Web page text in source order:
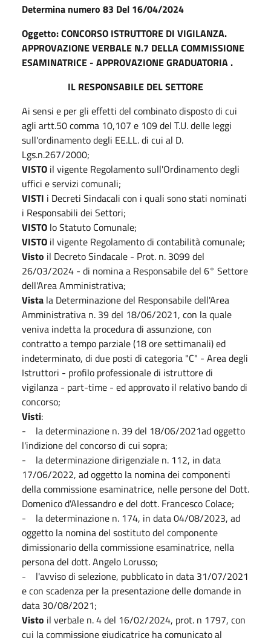
Determina numero 83 Del 16/04/2024
Oggetto: CONCORSO ISTRUTTORE DI VIGILANZA.
APPROVAZIONE VERBALE N.7 DELLA COMMISSIONE
ESAMINATRICE - APPROVAZIONE GRADUATORIA .
IL RESPONSABILE DEL SETTORE
Ai sensi e per gli effetti del combinato disposto di cui
agli artt.50 comma 10,107 e 109 del T.U. delle leggi
sull'ordinamento degli EE.LL. di cui al D.
Lgs.n.267/2000;
VISTO il vigente Regolamento sull'Ordinamento degli
uffici e servizi comunali;
VISTI i Decreti Sindacali con i quali sono stati nominati
i Responsabili dei Settori;
VISTO lo Statuto Comunale;
VISTO il vigente Regolamento di contabilità comunale;
Visto il Decreto Sindacale - Prot. n. 3099 del
26/03/2024 - di nomina a Responsabile del 6° Settore
dell'Area Amministrativa;
Vista la Determinazione del Responsabile dell'Area
Amministrativa n. 39 del 18/06/2021, con la quale
veniva indetta la procedura di assunzione, con
contratto a tempo parziale (18 ore settimanali) ed
indeterminato, di due posti di categoria "C" - Area degli
Istruttori - profilo professionale di istruttore di
vigilanza - part-time - ed approvato il relativo bando di
concorso;
Visti:
- la determinazione n. 39 del 18/06/2021ad oggetto
l'indizione del concorso di cui sopra;
- la determinazione dirigenziale n. 112, in data
17/06/2022, ad oggetto la nomina dei componenti
della commissione esaminatrice, nelle persone del Dott.
Domenico d'Alessandro e del dott. Francesco Colace;
- la determinazione n. 174, in data 04/08/2023, ad
oggetto la nomina del sostituto del componente
dimissionario della commissione esaminatrice, nella
persona del dott. Angelo Lorusso;
- l'avviso di selezione, pubblicato in data 31/07/2021
e con scadenza per la presentazione delle domande in
data 30/08/2021;
Visto il verbale n. 4 del 16/02/2024, prot. n 1797, con
cui la commissione giudicatrice ha comunicato al